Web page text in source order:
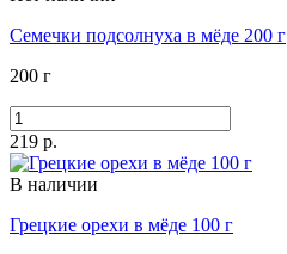
Семечки подсолнуха в мёде 200 г
200 г
219 р.
В наличии
Грецкие орехи в мёде 100 г